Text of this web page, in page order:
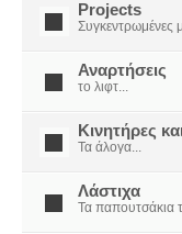
Projects
Συγκεντρωμένες
Αναρτήσεις
το λιφτ...
Κινητήρες
Τα άλογα...
Λάστιχα
Τα παπουτσάκια